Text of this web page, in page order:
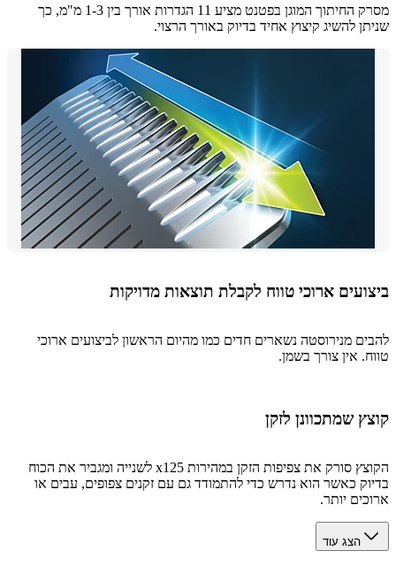
מסרק החיתוך המוגן בפטנט מציע 11 הגדרות אורך בין 1-3 מ"מ, כך
להשיג קיצוץ אחיד בדיוק באורך הרצוי.
ארוכי טווח לקבלת תוצאות מדויקות
מנירוסטה נשארים חדים כמו מהיום הראשון לביצועים ארוכי
אין צורך בשמן.
שמתכוונן לזקן
הקוצץ סורק את צפיפות הזקן במהירות 125‏x לשנייה ומגביר את הכוח
כאשר הוא נדרש כדי להתמודד גם עם זקנים צפופים, עבים או
יותר.
הצג עוד